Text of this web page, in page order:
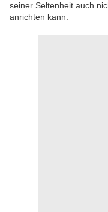
seiner Seltenheit auch
anrichten kann.